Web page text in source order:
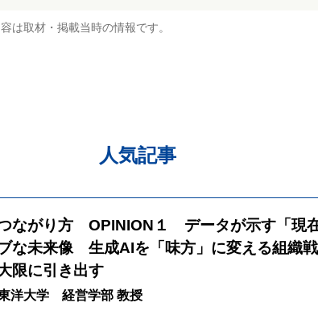
は取材・掲載当時の情報です。
人気記事
ながり方 OPINION１ データが示す「現
な未来像 生成AIを「味方」に変える組織
限に引き出す
洋大学 経営学部 教授